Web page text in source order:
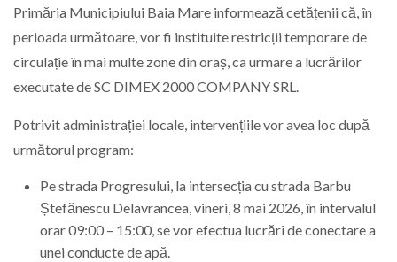
Primăria Municipiului Baia Mare informează cetățenii că, în
perioada următoare, vor fi instituite restricții temporare de
circulație în mai multe zone din oraș, ca urmare a lucrărilor
executate de SC DIMEX 2000 COMPANY SRL.
Potrivit administrației locale, intervențiile vor avea loc după
următorul program:
Pe strada Progresului, la intersecția cu strada Barbu
Ștefănescu Delavrancea, vineri, 8 mai 2026, în intervalul
orar 09:00 – 15:00, se vor efectua lucrări de conectare a
unei conducte de apă.